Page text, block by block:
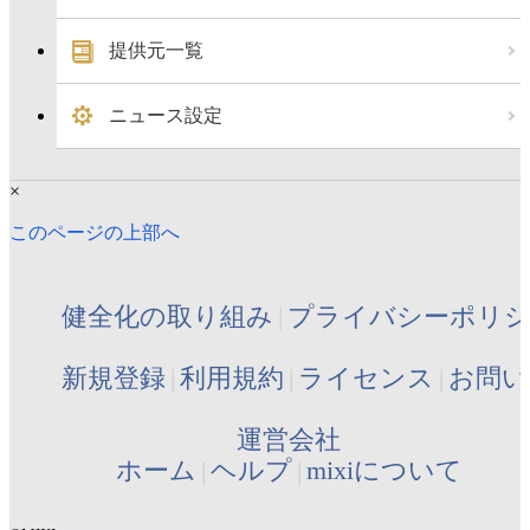
提供元一覧
ニュース設定
×
このページの上部へ
健全化の取り組み プライバシーポリ
新規登録 利用規約 ライセンス お問
運営会社
ホーム ヘルプ mixiについて